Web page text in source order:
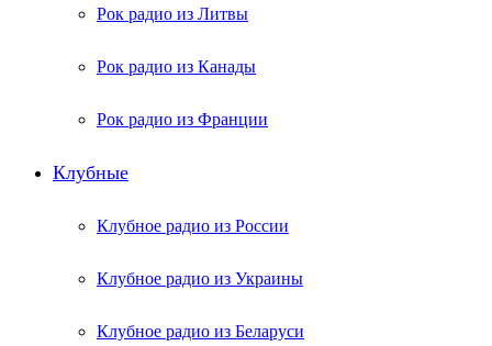
Рок радио из Литвы
Рок радио из Канады
Рок радио из Франции
Клубные
Клубное радио из России
Клубное радио из Украины
Клубное радио из Беларуси